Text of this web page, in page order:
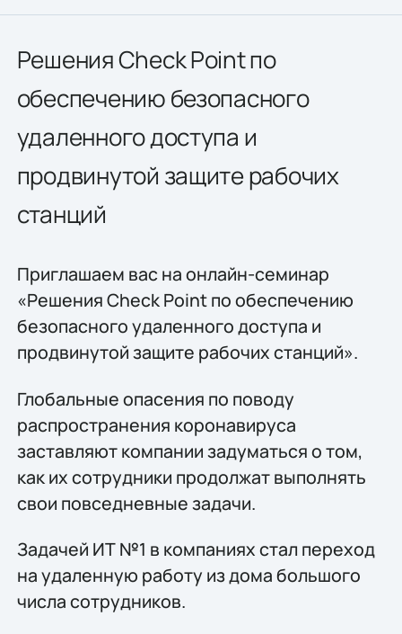
Решения Check Point по
обеспечению безопасного
удаленного доступа и
продвинутой защите рабочих
станций
Приглашаем вас на онлайн-семинар
«Решения Check Point по обеспечению
безопасного удаленного доступа и
продвинутой защите рабочих станций».
Глобальные опасения по поводу
распространения коронавируса
заставляют компании задуматься о том,
как их сотрудники продолжат выполнять
свои повседневные задачи.
Задачей ИТ №1 в компаниях стал переход
на удаленную работу из дома большого
числа сотрудников.